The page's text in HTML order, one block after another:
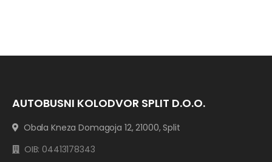
AUTOBUSNI KOLODVOR SPLIT D.O.O.
Obala Kneza Domagoja 12, 21000, Split
OIB: 04413178343